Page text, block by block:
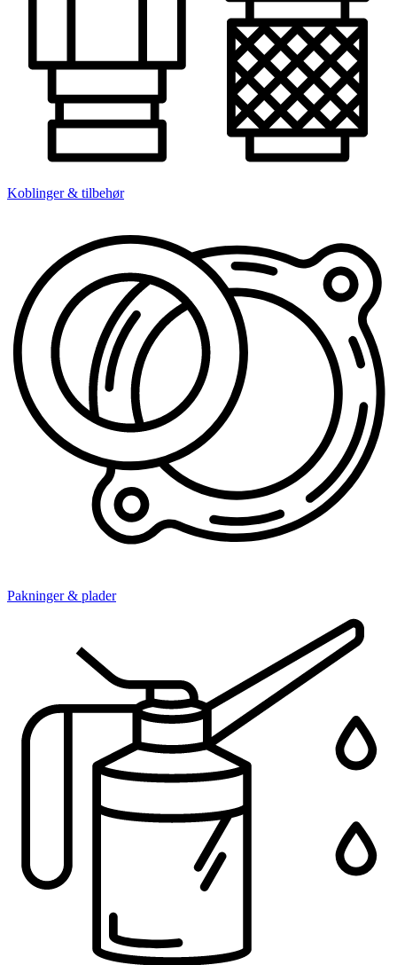
Koblinger & tilbehør
Pakninger & plader